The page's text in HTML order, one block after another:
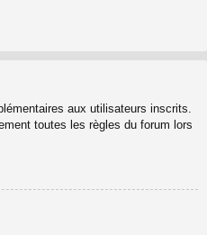
aux utilisateurs inscrits.
toutes les règles du forum lors